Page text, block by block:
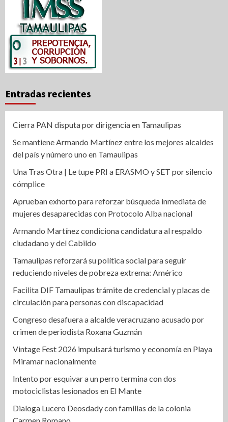
Entradas recientes
Cierra PAN disputa por dirigencia en Tamaulipas
Se mantiene Armando Martínez entre los mejores alcaldes
del país y número uno en Tamaulipas
Una Tras Otra | Le tupe PRI a ERASMO y SET por silencio
cómplice
Aprueban exhorto para reforzar búsqueda inmediata de
mujeres desaparecidas con Protocolo Alba nacional
Armando Martínez condiciona candidatura al respaldo
ciudadano y del Cabildo
Tamaulipas reforzará su política social para seguir
reduciendo niveles de pobreza extrema: Américo
Facilita DIF Tamaulipas trámite de credencial y placas de
circulación para personas con discapacidad
Congreso desafuera a alcalde veracruzano acusado por
crimen de periodista Roxana Guzmán
Vintage Fest 2026 impulsará turismo y economía en Playa
Miramar nacionalmente
Intento por esquivar a un perro termina con dos
motociclistas lesionados en El Mante
Dialoga Lucero Deosdady con familias de la colonia